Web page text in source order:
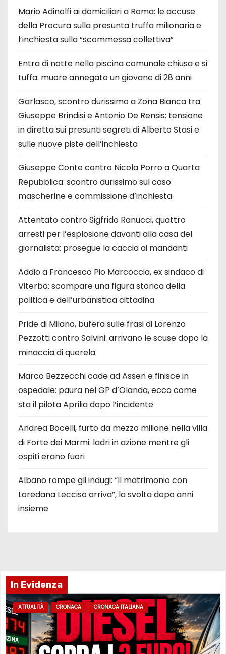
Mario Adinolfi ai domiciliari a Roma: le accuse
della Procura sulla presunta truffa milionaria e
l’inchiesta sulla “scommessa collettiva”
Entra di notte nella piscina comunale chiusa e si
tuffa: muore annegato un giovane di 28 anni
Garlasco, scontro durissimo a Zona Bianca tra
Giuseppe Brindisi e Antonio De Rensis: tensione
in diretta sui presunti segreti di Alberto Stasi e
sulle nuove piste dell’inchiesta
Giuseppe Conte contro Nicola Porro a Quarta
Repubblica: scontro durissimo sul caso
mascherine e commissione d’inchiesta
Attentato contro Sigfrido Ranucci, quattro
arresti per l’esplosione davanti alla casa del
giornalista: prosegue la caccia ai mandanti
Addio a Francesco Pio Marcoccia, ex sindaco di
Viterbo: scompare una figura storica della
politica e dell’urbanistica cittadina
Pride di Milano, bufera sulle frasi di Lorenzo
Pezzotti contro Salvini: arrivano le scuse dopo la
minaccia di querela
Marco Bezzecchi cade ad Assen e finisce in
ospedale: paura nel GP d’Olanda, ecco come
sta il pilota Aprilia dopo l’incidente
Andrea Bocelli, furto da mezzo milione nella villa
di Forte dei Marmi: ladri in azione mentre gli
ospiti erano fuori
Albano rompe gli indugi: “Il matrimonio con
Loredana Lecciso arriva”, la svolta dopo anni
insieme
In Evidenza
ATTUALITÀ CRONACA CRONACA ITALIANA